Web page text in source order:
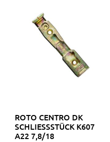
ROTO CENTRO DK
SCHLIESSSTÜCK K607 A
22 7,8/18